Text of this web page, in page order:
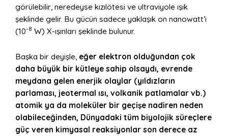
görülebilir, neredeyse kızılötesi ve ultraviyole ışık
şeklinde gelir. Bu gücün sadece yaklaşık on nanowatt’ı
(10-8 W) X-ışınları şeklinde bulunur.
Başka bir deyişle, eğer elektron olduğundan çok
daha büyük bir kütleye sahip olsaydı, evrende
meydana gelen enerjik olaylar (yıldızların
parlaması, jeotermal ısı, volkanik patlamalar vb.)
atomik ya da moleküler bir geçişe nadiren neden
olabileceğinden, Dünyadaki tüm biyolojik süreçlere
güç veren kimyasal reaksiyonlar son derece az